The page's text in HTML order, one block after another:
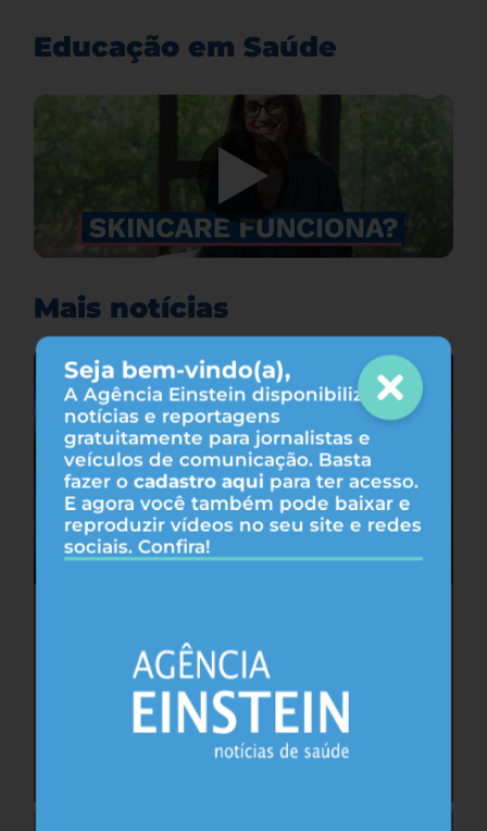
Seja bem-vindo(a),
A Agência Einstein disponibiliza
notícias e reportagens
gratuitamente para jornalistas e
veículos de comunicação. Basta
fazer o cadastro aqui para ter acesso.
E agora você também pode baixar e
reproduzir vídeos no seu site e redes
sociais. Confira!
Educação em Saúde
Mais notícias
privação do sono, sugere estudo